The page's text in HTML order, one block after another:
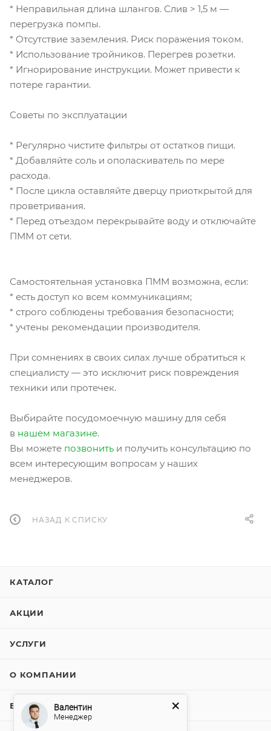
* Неправильная длина шлангов. Слив > 1,5 м —
перегрузка помпы.
* Отсутствие заземления. Риск поражения током.
* Использование тройников. Перегрев розетки.
* Игнорирование инструкции. Может привести к
потере гарантии.
Советы по эксплуатации
* Регулярно чистите фильтры от остатков пищи.
* Добавляйте соль и ополаскиватель по мере
расхода.
* После цикла оставляйте дверцу приоткрытой для
проветривания.
* Перед отъездом перекрывайте воду и отключайте
ПММ от сети.
Самостоятельная установка ПММ возможна, если:
* есть доступ ко всем коммуникациям;
* строго соблюдены требования безопасности;
* учтены рекомендации производителя.
При сомнениях в своих силах лучше обратиться к
специалисту — это исключит риск повреждения
техники или протечек.
Выбирайте посудомоечную машину для себя
в нашем магазине.
Вы можете позвонить и получить консультацию по
всем интересующим вопросам у наших
менеджеров.
НАЗАД К СПИСКУ
КАТАЛОГ
АКЦИИ
УСЛУГИ
О КОМПАНИИ
БЛОГ Валентин
Менеджер